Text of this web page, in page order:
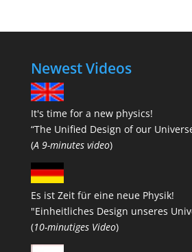
Newest Videos
It's time for a new physics!
“The Unified Design of our
(A 9-minutes video)
Es ist Zeit für eine neue Physik!
"Einheitliches Design unseres
(10-minutiges Video)